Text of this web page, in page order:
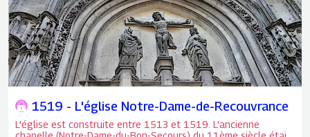
1519 - L'église Notre-Dame-de-Recouvrance
L'église est construite entre 1513 et 1519. L'ancienne